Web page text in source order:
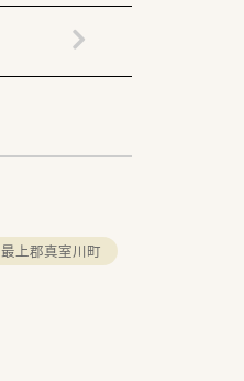
最上郡真室川町